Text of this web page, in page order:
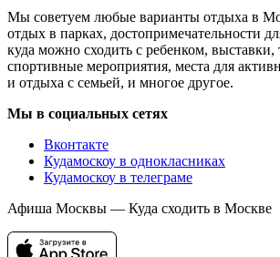
Мы советуем любые варианты отдыха в
отдых в парках, достопримечательности
куда можно сходить с ребенком, выставки,
спортивные мероприятия, места для
и отдыха с семьей, и многое другое.
Мы в социальных сетях
Вконтакте
Кудамоскоу в однокласниках
Кудамоскоу в телеграме
Афиша Москвы — Куда сходить в Москве